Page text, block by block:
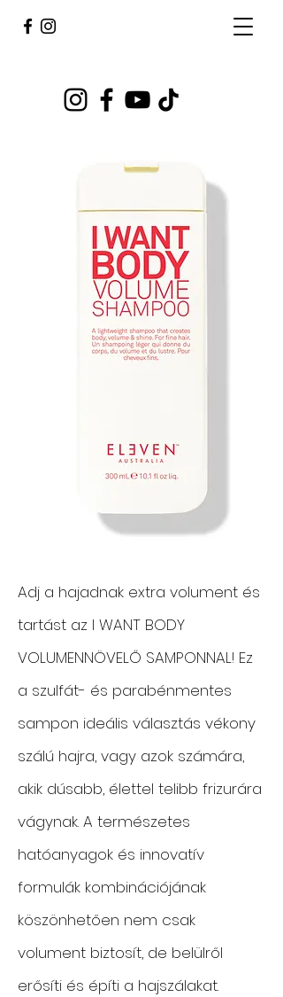
Adj a hajadnak extra volument és
tartást az I WANT BODY
VOLUMENNÖVELŐ SAMPONNAL! Ez
a szulfát- és parabénmentes
sampon ideális választás vékony
szálú hajra, vagy azok számára,
akik dúsabb, élettel telibb frizurára
vágynak. A természetes
hatóanyagok és innovatív
formulák kombinációjának
köszönhetően nem csak
volument biztosít, de belülről
erősíti és építi a hajszálakat.